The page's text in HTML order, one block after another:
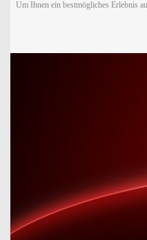
Um Ihnen ein bestmögliches Erlebnis